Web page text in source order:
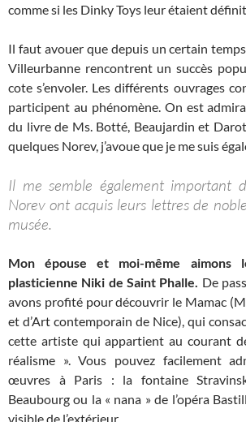
comme si les Dinky Toys leur étaient
Il faut avouer que depuis un certain
Villeurbanne rencontrent un succès
cote s’envoler. Les différents ouvrages
participent au phénomène. On est
du livre de Ms. Botté, Beaujardin et
quelques Norev, j’avoue que je me suis
Il me semble également important
Norev ont acquis leurs lettres de
musée.
Mon épouse et moi-même
plasticienne Niki de Saint Phalle. De
avons profité pour découvrir le Mamac
et d’Art contemporain de Nice), qui
cette artiste qui appartient au courant
réalisme ». Vous pouvez facilement
œuvres à Paris : la fontaine
Beaubourg ou la « nana » de l’opéra
visible de l’extérieur.